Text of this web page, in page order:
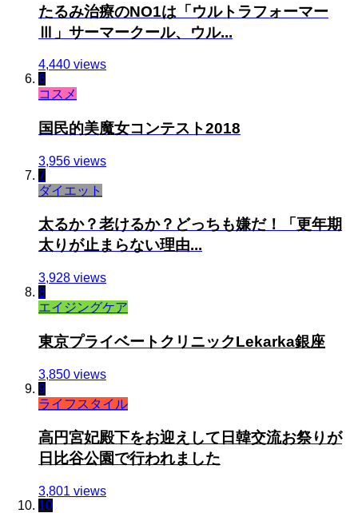
たるみ治療のNO1は「ウルトラフォーマー
Ⅲ」サーマークール、ウル...
4,440 views
6
コスメ
国民的美魔女コンテスト2018
3,956 views
7
ダイエット
太るか？老けるか？どっちも嫌だ！「更年期
太りが止まらない理由...
3,928 views
8
エイジングケア
東京プライベートクリニックLekarka銀座
3,850 views
9
ライフスタイル
高円宮妃殿下をお迎えして日韓交流お祭りが
日比谷公園で行われました
3,801 views
10